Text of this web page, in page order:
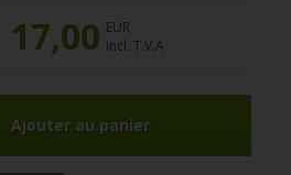
17,00 EUR
incl. T.V.A